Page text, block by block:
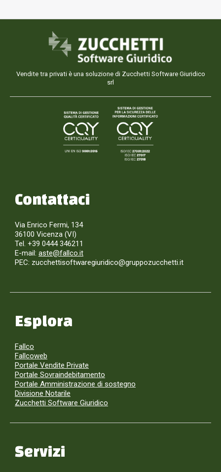
Vendite tra privati è una soluzione di Zucchetti Software Giuridico
srl
Contattaci
Via Enrico Fermi, 134
36100 Vicenza (VI)
Tel. +39 0444 346211
E-mail: aste@fallco.it
PEC: zucchettisoftwaregiuridico@gruppozucchetti.it
Esplora
Fallco
Fallcoweb
Portale Vendite Private
Portale Sovraindebitamento
Portale Amministrazione di sostegno
Divisione Notarile
Zucchetti Software Giuridico
Servizi